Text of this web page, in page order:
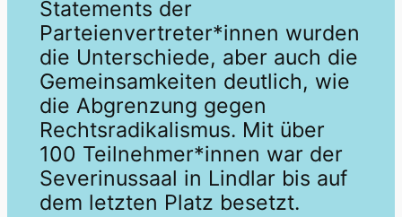
Statements der
Parteienvertreter*innen wurden
die Unterschiede, aber auch die
Gemeinsamkeiten deutlich, wie
die Abgrenzung gegen
Rechtsradikalismus. Mit über
100 Teilnehmer*innen war der
Severinussaal in Lindlar bis auf
dem letzten Platz besetzt.